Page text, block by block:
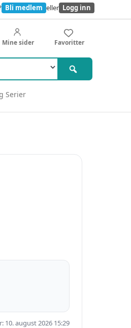
Bli medlem eller Logg inn
Mine sider Favoritter
Serier
10. august 2026 15:29